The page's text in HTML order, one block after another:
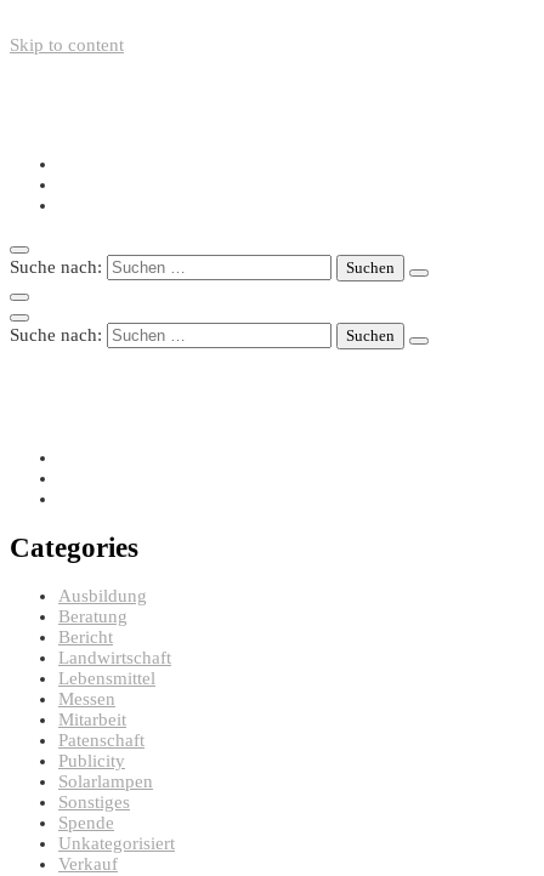
Skip to content
Suche nach:
Suche nach:
Categories
Ausbildung
Beratung
Bericht
Landwirtschaft
Lebensmittel
Messen
Mitarbeit
Patenschaft
Publicity
Solarlampen
Sonstiges
Spende
Unkategorisiert
Verkauf